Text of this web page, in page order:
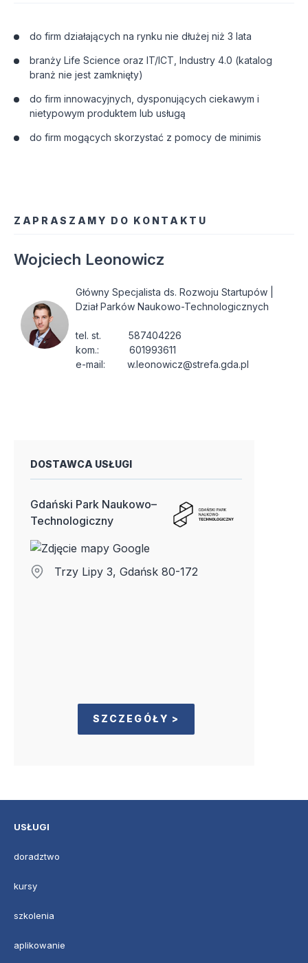
do firm działających na rynku nie dłużej niż 3 lata
branży Life Science oraz IT/ICT, Industry 4.0 (katalog
branż nie jest zamknięty)
do firm innowacyjnych, dysponujących ciekawym i
nietypowym produktem lub usługą
do firm mogących skorzystać z pomocy de minimis
ZAPRASZAMY DO KONTAKTU
Wojciech Leonowicz
Główny Specjalista ds. Rozwoju Startupów |
Dział Parków Naukowo-Technologicznych
tel. st.          587404226
kom.:           601993611
e-mail:        w.leonowicz@strefa.gda.pl
DOSTAWCA USŁUGI
Gdański Park Naukowo–
Technologiczny
Trzy Lipy 3, Gdańsk 80-172
SZCZEGÓŁY >
USŁUGI
doradztwo
kursy
szkolenia
aplikowanie